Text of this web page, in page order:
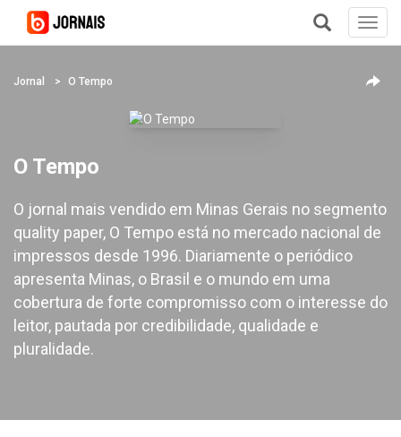
+
Jornal O Tempo
O Tempo
O jornal mais vendido em Minas Gerais no segmento
quality paper, O Tempo está no mercado nacional de
impressos desde 1996. Diariamente o periódico
apresenta Minas, o Brasil e o mundo em uma
cobertura de forte compromisso com o interesse do
leitor, pautada por credibilidade, qualidade e
pluralidade.